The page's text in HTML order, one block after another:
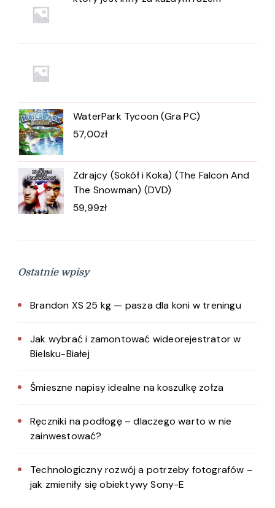
WaterPark Tycoon (Gra PC)
57,00zł
Zdrajcy (Sokół i Koka) (The Falcon And
The Snowman) (DVD)
59,99zł
Ostatnie wpisy
Brandon XS 25 kg — pasza dla koni w treningu
Jak wybrać i zamontować wideorejestrator w
Bielsku-Białej
Śmieszne napisy idealne na koszulkę zołza
Ręczniki na podłogę – dlaczego warto w nie
zainwestować?
Technologiczny rozwój a potrzeby fotografów –
jak zmieniły się obiektywy Sony-E